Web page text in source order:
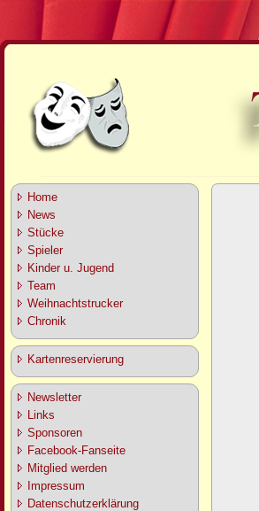
Home
News
Stücke
Spieler
Kinder u. Jugend
Team
Weihnachtstrucker
Chronik
Kartenreservierung
Newsletter
Links
Sponsoren
Facebook-Fanseite
Mitglied werden
Impressum
Datenschutzerklärung